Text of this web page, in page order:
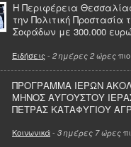
Η Περιφέρεια
την Πολιτική Προστασία
Σοφάδων με 300.000 ευρώ
Ειδήσεις - 2 ημέρες 2 ώρες
ΠΡΟΓΡΑΜΜΑ ΙΕΡΩΝ
ΜΗΝΟΣ ΑΥΓΟΥΣΤΟΥ
ΠΕΤΡΑΣ ΚΑΤΑΦΥΓΙΟΥ
Κοινωνικά- 3 ημέρες 7 ώρες